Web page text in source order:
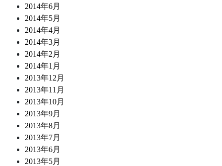
2014年6月
2014年5月
2014年4月
2014年3月
2014年2月
2014年1月
2013年12月
2013年11月
2013年10月
2013年9月
2013年8月
2013年7月
2013年6月
2013年5月